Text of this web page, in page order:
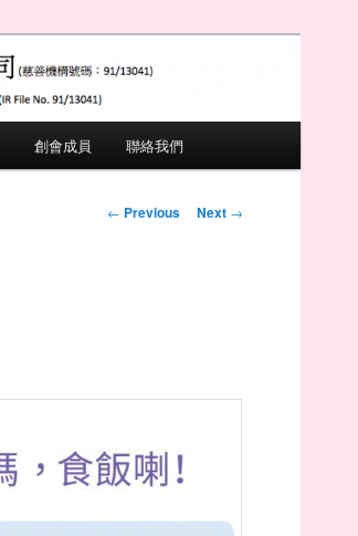
創會成員 聯絡我們
Post navigation
← Previous Next →